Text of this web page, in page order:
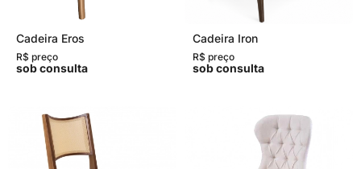
Cadeira Eros
R$ preço
sob consulta
Cadeira Iron
R$ preço
sob consulta